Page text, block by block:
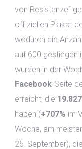
von Resistenze“
offiziellen Plakat
wodurch die
auf 600 gestiegen
wurden in der
Facebook-Seite
erreicht, die
haben (+707% im
Woche, am
25. September),